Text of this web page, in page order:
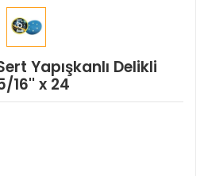
Yapışkanlı Delikli
16'' x 24